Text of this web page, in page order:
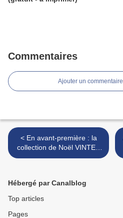
Commentaires
Ajouter un commentaire
< En avant-première : la
collection de Noël VINTER
2021 d'Ikéa
Hébergé par Canalblog
Top articles
Pages